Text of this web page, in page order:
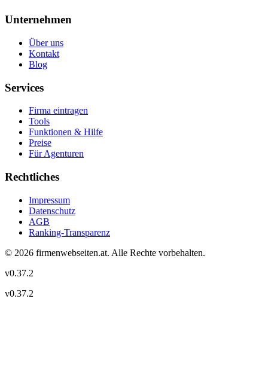
Unternehmen
Über uns
Kontakt
Blog
Services
Firma eintragen
Tools
Funktionen & Hilfe
Preise
Für Agenturen
Rechtliches
Impressum
Datenschutz
AGB
Ranking-Transparenz
© 2026 firmenwebseiten.at. Alle Rechte vorbehalten.
v0.37.2
v0.37.2